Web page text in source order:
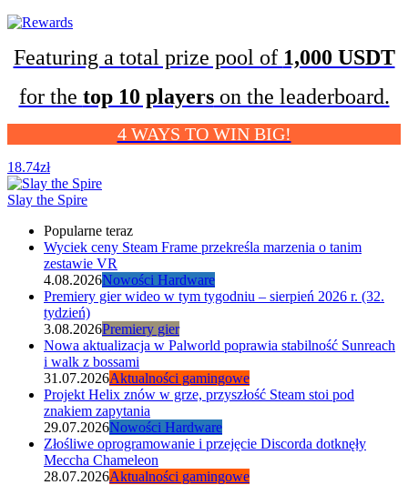
Featuring a total prize pool of 1,000 USDT
for the top 10 playerson the leaderboard.
4 WAYS TO WIN BIG!
18.74zł
Slay the Spire
Popularne teraz
Wyciek ceny Steam Frame przekreśla marzenia o tanim
zestawie VR
4.08.2026Nowości Hardware
Premiery gier wideo w tym tygodniu – sierpień 2026 r. (32.
tydzień)
3.08.2026Premiery gier
Nowa aktualizacja w Palworld poprawia stabilność Sunreach
i walk z bossami
31.07.2026Aktualności gamingowe
Projekt Helix znów w grze, przyszłość Steam stoi pod
znakiem zapytania
29.07.2026Nowości Hardware
Złośliwe oprogramowanie i przejęcie Discorda dotknęły
Meccha Chameleon
28.07.2026Aktualności gamingowe